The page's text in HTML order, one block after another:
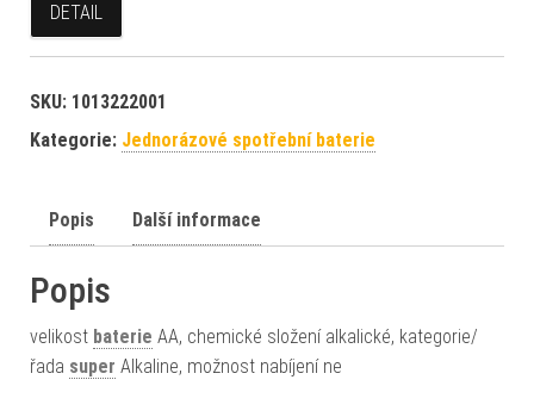
DETAIL
SKU: 1013222001
Kategorie: Jednorázové spotřební baterie
Popis Další informace
Popis
velikost baterie AA, chemické složení alkalické, kategorie/
řada super Alkaline, možnost nabíjení ne